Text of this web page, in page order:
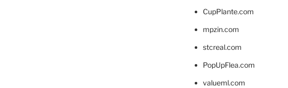
CupPlante.com
mpzin.com
stcreal.com
PopUpFlea.com
valueml.com